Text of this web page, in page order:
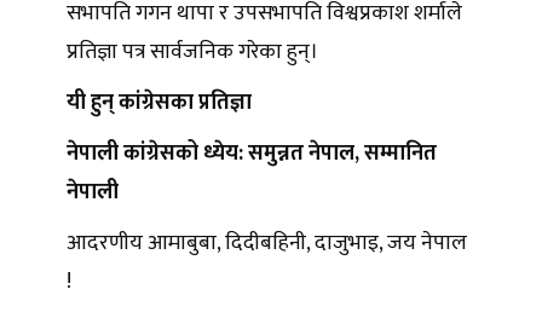
सभापति गगन थापा र उपसभापति विश्वप्रकाश शर्माले
प्रतिज्ञा पत्र सार्वजनिक गरेका हुन्।
यी हुन् कांग्रेसका प्रतिज्ञा
नेपाली कांग्रेसको ध्येय: समुन्नत नेपाल, सम्मानित
नेपाली
आदरणीय आमाबुबा, दिदीबहिनी, दाजुभाइ, जय नेपाल
!